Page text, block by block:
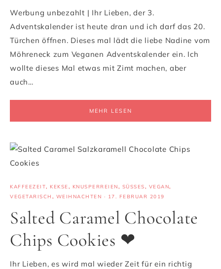
Werbung unbezahlt | Ihr Lieben, der 3.
Adventskalender ist heute dran und ich darf das 20.
Türchen öffnen. Dieses mal lädt die liebe Nadine vom
Möhreneck zum Veganen Adventskalender ein. Ich
wollte dieses Mal etwas mit Zimt machen, aber
auch…
MEHR LESEN
KAFFEEZEIT, KEKSE, KNUSPERREIEN, SÜSSES , VEGAN,
VEGETARISCH , WEIHNACHTEN · 17. FEBRUAR 2019
Salted Caramel Chocolate
Chips Cookies ❤
Ihr Lieben, es wird mal wieder Zeit für ein richtig